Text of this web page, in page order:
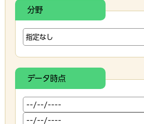
分野
データ時点